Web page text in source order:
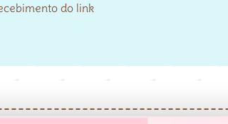
do link